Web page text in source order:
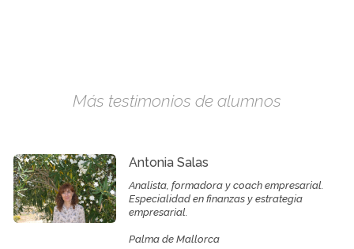
Más testimonios de alumnos
Antonia Salas
Analista, formadora y coach empresarial.
Especialidad en finanzas y estrategia
empresarial.
Palma de Mallorca